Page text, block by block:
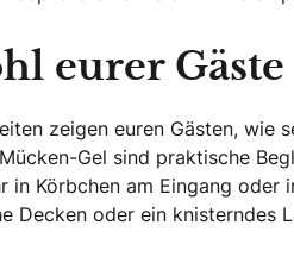
eurer Gäste
zeigen euren Gästen, wie
Gel sind praktische
Körbchen am Eingang oder
Decken oder ein knisterndes